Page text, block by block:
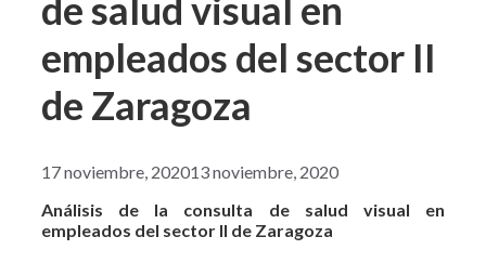
de salud visual en
empleados del sector II
de Zaragoza
17 noviembre, 202013 noviembre, 2020
Análisis de la consulta de salud visual en
empleados del sector II de Zaragoza